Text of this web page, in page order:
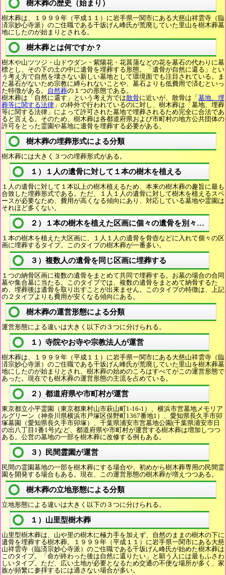
樹木葬の歴史（始まり）
樹木葬は、１９９９年（平成１１）に岩手県一関市にある大慈山祥雲寺（臨
済宗妙心寺派）のご住職である千坂げん峰氏が荒廃していた里山を樹木葬墓
地にしたのが始まりとされる。
樹木葬とは何ですか？
樹木や山ツツジ・山ドウダン・紫陽花・花菖蒲などの花を墓石の代わりに墓
標とし、その下の土の中に遺骨を埋葬する形態。「遺骨が自然に還る」とい
う考え方で自然を壊さない新しい墓地として環境面でも注目されている。ま
た墓石がないため宗教に縛られないことや、墓石よりも低費用で済むといっ
た特徴がある。 自然葬の１つの形態である。
樹木葬は「自然に還す」という考え方では散骨に近いが、散骨は「 墓地、埋
葬等に関する法律 」の枠外で行われているのに対し、樹木葬は「墓地、埋葬
等に関する法律」によって許可された墓地で埋葬されるため完全に合法であ
ると言える。そのため、樹木葬は各都道府県および市町村の地方公共団体の
許可をとった霊園や墓地に遺骨を埋葬する必要がある。
樹木葬の埋葬形式による分類
樹木葬には大きく３つの埋葬形式がある。
１）１人の遺骨に対して１本の樹木を植える
１人の遺骨に対して１本以上の樹木植えるため、本来の樹木葬の趣旨に最も
合致した埋葬形式である。ただ、１人１人の遺骨に対して樹木を植えるスペ
ースが必要なため、費用が高くなる傾向にあり、対応している墓地や霊園は
それほど多くない。
２）１本の樹木を植えた区画に個々の遺骨を別々に埋葬
１本の樹木を植えた大区画に、１人１人の遺骨を骨壺などに入れて個々の区
画に埋葬するタイプ。このタイプの樹木葬が一番多い。
３）複数人の遺骨を同じ区画に埋葬する
１つの納骨区画に複数の遺骨をまとめて共同で埋葬する。お墓の場合の合同
墓や集合墓に当たる。このタイプでは、複数の遺骨をまとめて納骨するた
め、埋葬後は遺骨を取り出すことが出来ません。このタイプの特徴は、上記
の２タイプよりも費用が安くなる傾向にある。
樹木葬の運営形態による分類
運営形態による違いは大きく以下の３つに分けられる。
１）寺院やお寺や宗教法人が運営
樹木葬は、１９９９年（平成１１）に岩手県一関市にある大慈山祥雲寺（臨
済宗妙心寺派）のご住職である千坂げん峰氏が荒廃していた里山を樹木葬墓
地にしたのが始まりとされ、樹木葬の始めのころはすべてがこの運営形態で
あった。現在でも樹木葬の運営形態の主流を占めている。
２）都道府県や市町村が運営
東京都立小平霊園（東京都東村山市萩山町1-16-1）、横浜市営墓地メモリア
ルグリーン（神奈川県横浜市戸塚区俣野町1367番地1）、愛知県長久手市卯
塚墓園（愛知県長久手市卯塚）、千葉県浦安市営墓地公園(千葉県浦安市日
の出八丁目1番1号)など、都道府県や市町村が運営する樹木葬は増加しつつ
ある。公営の墓地の一部を樹木葬に改修する例もある。
３）民間霊園が運営
民間の霊園墓地の一部を樹木葬にする場合や、初めから樹木葬専用の民間霊
園を開発する場合もある。現在、この運営形態の樹木葬が増えつつある。
樹木葬の立地形態による分類
立地形態による違いは大きく以下の３つに分けられる。
１）山里型樹木葬
山里型樹木葬は、山や里の樹木に極力手を加えず、自然のままの樹木の下に
遺骨を埋葬する樹木葬。１９９９年（平成１１）に岩手県一関市にある大慈
山祥雲寺（臨済宗妙心寺派）のご住職である千坂げん峰氏が始めた樹木葬は
このタイプ。「命が終わった後は自然に還りたい」と願う人には最もふさわ
しいタイプ。ただ、広い土地が必要となるため交通の不便な場所が多く、家
族が頻繁に参拝するには適さない場合が多い。